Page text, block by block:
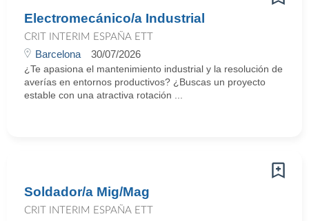
Electromecánico/a Industrial
CRIT INTERIM ESPAÑA ETT
Barcelona 30/07/2026
¿Te apasiona el mantenimiento industrial y la resolución de
averías en entornos productivos? ¿Buscas un proyecto
estable con una atractiva rotación ...
Soldador/a Mig/Mag
CRIT INTERIM ESPAÑA ETT